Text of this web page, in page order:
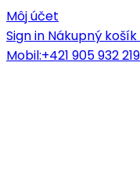
Môj účet
Sign in Nákupný košík
Mobil:+421 905 932 219